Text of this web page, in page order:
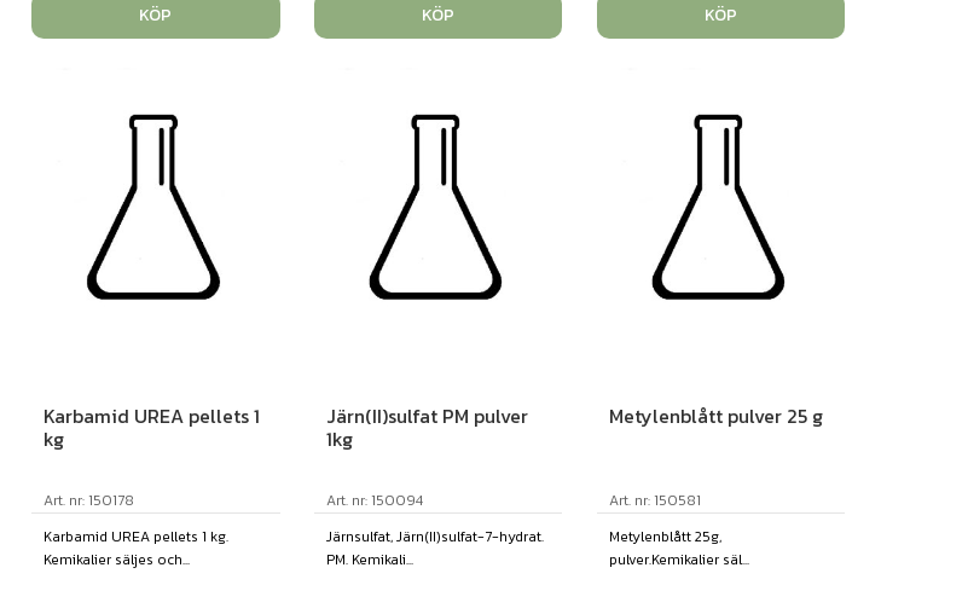
KÖP KÖP KÖP
Karbamid UREA pellets 1
kg
Art. nr: 150178
Karbamid UREA pellets 1 kg.
Kemikalier säljes och...
Järn(II)sulfat PM pulver
1kg
Art. nr: 150094
Järnsulfat, Järn(II)sulfat-7-hydrat.
PM. Kemikali...
Metylenblått pulver 25 g
Art. nr: 150581
Metylenblått 25g,
pulver.Kemikalier säl...